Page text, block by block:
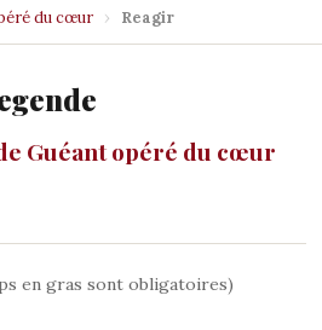
du cœur › Reagir
Guéant opéré du cœur
en gras sont obligatoires)